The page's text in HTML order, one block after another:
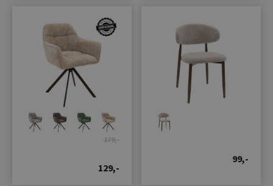
179,-
129,-
99,-